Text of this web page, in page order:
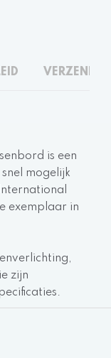
is een
mogelijk
exemplaar in
zijn